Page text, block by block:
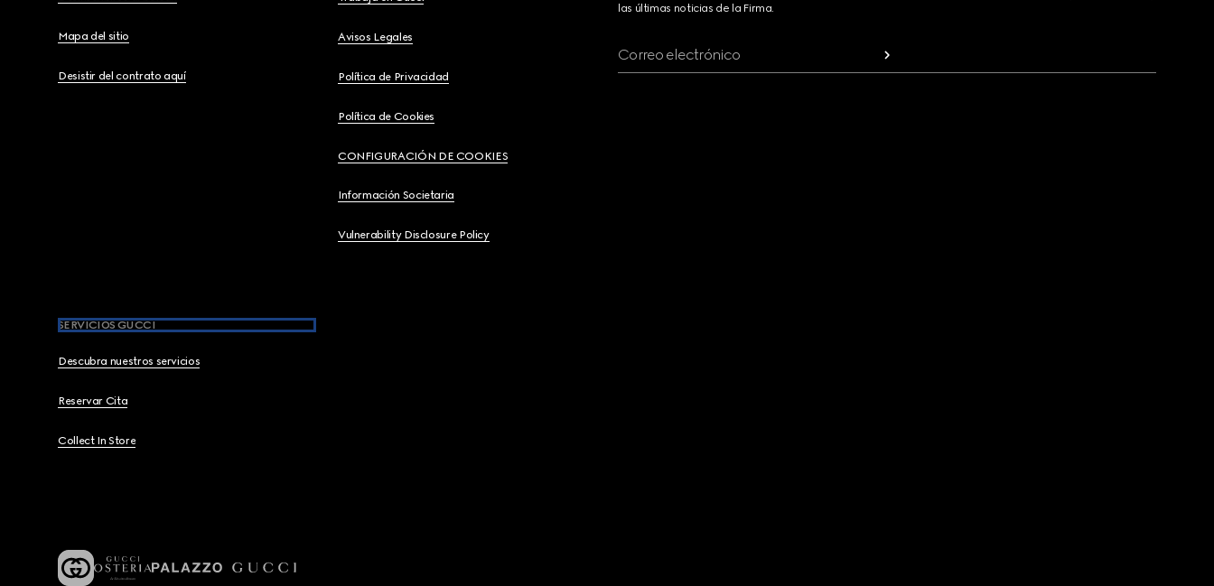
Mapa del sitio
Desistir del contrato aquí
Avisos Legales
Política de Privacidad
Política de Cookies
CONFIGURACIÓN DE COOKIES
Información Societaria
Vulnerability Disclosure Policy
SERVICIOS GUCCI
Descubra nuestros servicios
Reservar Cita
Collect In Store
las últimas noticias de la Firma.
Correo electrónico